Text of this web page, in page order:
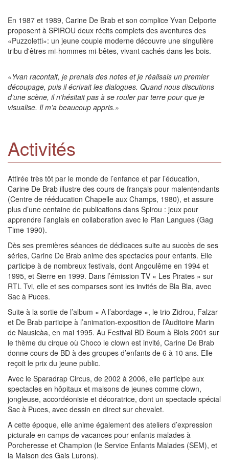
En 1987 et 1989, Carine De Brab et son complice Yvan Delporte
proposent à SPIROU deux récits complets des aventures des
«Puzzoletti»: un jeune couple moderne découvre une singulière
tribu d'êtres mi-hommes mi-bêtes, vivant cachés dans les bois.
«Yvan racontait, je prenais des notes et je réalisais un premier
découpage, puis il écrivait les dialogues. Quand nous discutions
d’une scène, il n’hésitait pas à se rouler par terre pour que je
visualise. Il m’a beaucoup appris.»
Activités
Attirée très tôt par le monde de l’enfance et par l’éducation,
Carine De Brab illustre des cours de français pour malentendants
(Centre de rééducation Chapelle aux Champs, 1980), et assure
plus d’une centaine de publications dans Spirou : jeux pour
apprendre l’anglais en collaboration avec le Plan Langues (Gag
Time 1990).
Dès ses premières séances de dédicaces suite au succès de ses
séries, Carine De Brab anime des spectacles pour enfants. Elle
participe à de nombreux festivals, dont Angoulême en 1994 et
1995, et Sierre en 1999. Dans l’émission TV « Les Pirates » sur
RTL Tvi, elle et ses comparses sont les invités de Bla Bla, avec
Sac à Puces.
Suite à la sortie de l’album « A l’abordage », le trio Zidrou, Falzar
et De Brab participe à l’animation-exposition de l’Auditoire Marin
de Nausicàa, en mai 1995. Au Festival BD Boum à Blois 2001 sur
le thème du cirque où Choco le clown est invité, Carine De Brab
donne cours de BD à des groupes d’enfants de 6 à 10 ans. Elle
reçoit le prix du jeune public.
Avec le Sparadrap Circus, de 2002 à 2006, elle participe aux
spectacles en hôpitaux et maisons de jeunes comme clown,
jongleuse, accordéoniste et décoratrice, dont un spectacle spécial
Sac à Puces, avec dessin en direct sur chevalet.
A cette époque, elle anime également des ateliers d’expression
picturale en camps de vacances pour enfants malades à
Porcheresse et Champion (le Service Enfants Malades (SEM), et
la Maison des Gais Lurons).